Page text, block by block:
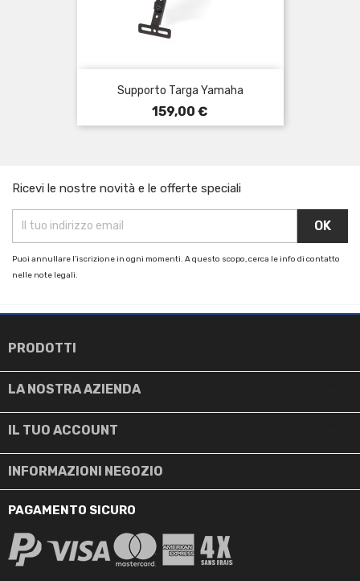
Supporto Targa Yamaha
Prezzo
159,00 €
Ricevi le nostre novità e le offerte speciali
Puoi annullare l'iscrizione in ogni momenti. A questo scopo, cerca le info di contatto
nelle note legali.
PRODOTTI
LA NOSTRA AZIENDA
IL TUO ACCOUNT
INFORMAZIONI NEGOZIO
PAGAMENTO SICURO